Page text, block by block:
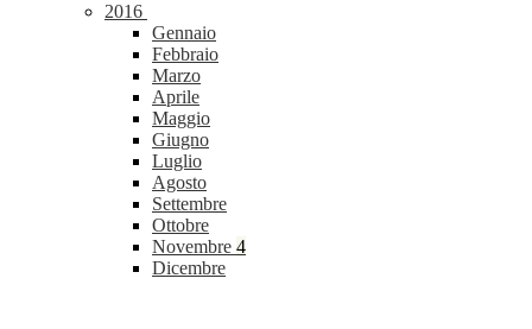
2016
Gennaio
Febbraio
Marzo
Aprile
Maggio
Giugno
Luglio
Agosto
Settembre
Ottobre
Novembre 4
Dicembre